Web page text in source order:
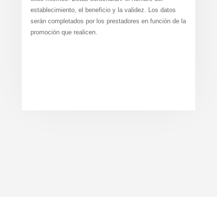
establecimiento, el beneficio y la validez. Los datos
serán completados por los prestadores en función de la
promoción que realicen.